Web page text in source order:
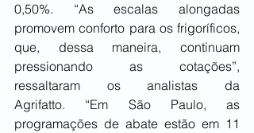
0,50%. “As escalas alongadas
promovem conforto para os frigoríficos,
que, dessa maneira, continuam
pressionando as cotações”,
ressaltaram os analistas da
Agrifatto. “Em São Paulo, as
programações de abate estão em 11